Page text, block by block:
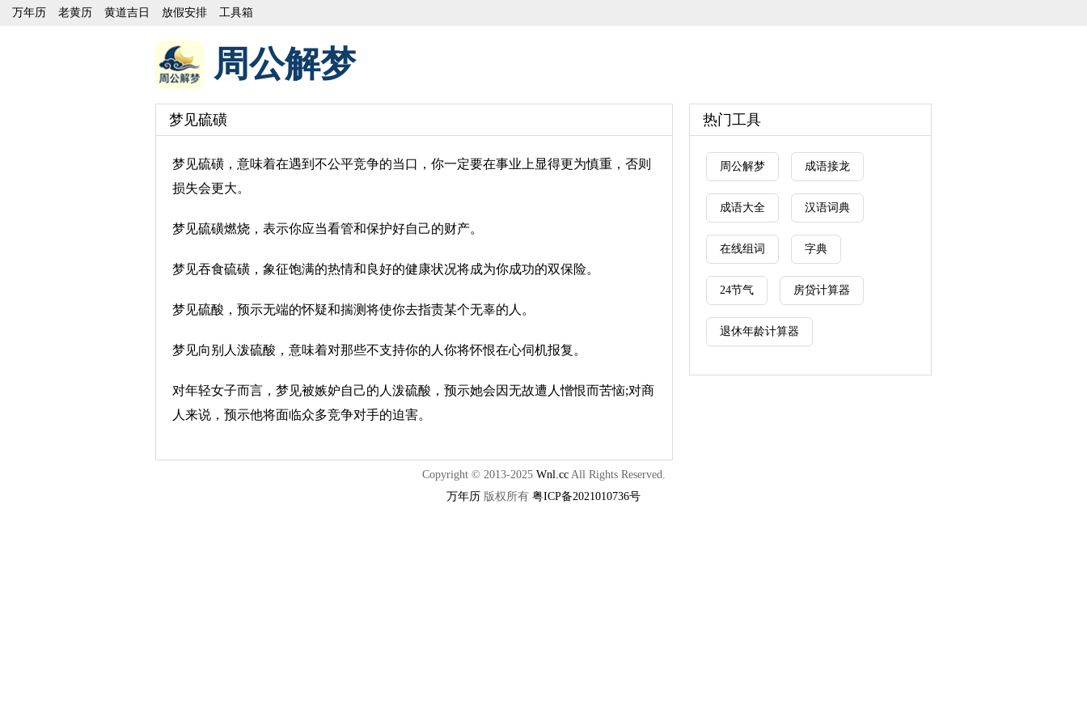
万年历 老黄历 黄道吉日 放假安排 工具箱
周公解梦
梦见硫磺
梦见硫磺，意味着在遇到不公平竞争的当口，你一定要在事业上显得更为慎重，否则
损失会更大。
梦见硫磺燃烧，表示你应当看管和保护好自己的财产。
梦见吞食硫磺，象征饱满的热情和良好的健康状况将成为你成功的双保险。
梦见硫酸，预示无端的怀疑和揣测将使你去指责某个无辜的人。
梦见向别人泼硫酸，意味着对那些不支持你的人你将怀恨在心伺机报复。
对年轻女子而言，梦见被嫉妒自己的人泼硫酸，预示她会因无故遭人憎恨而苦恼;对商
人来说，预示他将面临众多竞争对手的迫害。
热门工具
周公解梦 成语接龙
成语大全 汉语词典
在线组词 字典
24节气 房贷计算器
退休年龄计算器
Copyright © 2013-2025 Wnl.ccAll Rights Reserved.
万年历 版权所有 粤ICP备2021010736号